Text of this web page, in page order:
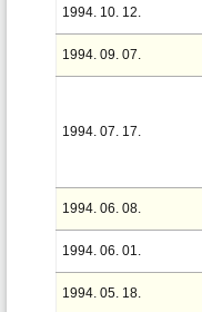
1994. 10. 12.
1994. 09. 07.
1994. 07. 17.
1994. 06. 08.
1994. 06. 01.
1994. 05. 18.